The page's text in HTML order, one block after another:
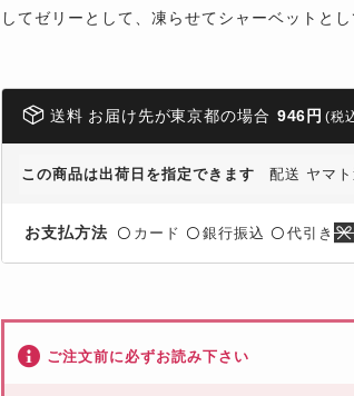
してゼリーとして、凍らせてシャーベットと
送料 お届け先が東京都の場合 946円 (税
この商品は出荷日を指定できます 配送 ヤマト
お支払方法 〇 カード 〇 銀行振込 〇 代引き
ご注文前に必ずお読み下さい